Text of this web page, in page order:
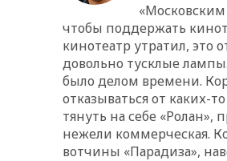
чтобы поддержать
кинотеатр утратил, это
довольно тусклые
было делом времени.
отказываться от каких-
тянуть на себе «Ролан»,
нежели коммерческая.
вотчины «Парадиза»,